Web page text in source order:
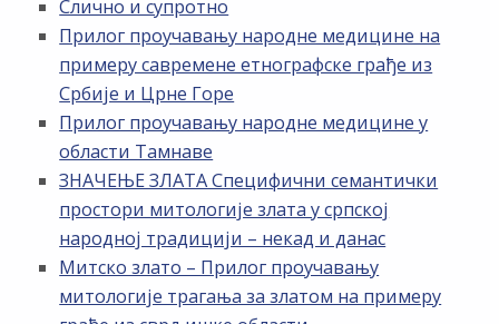
Слично и супротно
Прилог проучавању народне медицине на
примеру савремене етнографске грађе из
Србије и Црне Горе
Прилог проучавању народне медицине у
области Тамнаве
ЗНАЧЕЊЕ ЗЛАТА Специфични семантички
простори митологије злата у српској
народној традицији – некад и данас
Митско злато – Прилог проучавању
митологије трагања за златом на примеру